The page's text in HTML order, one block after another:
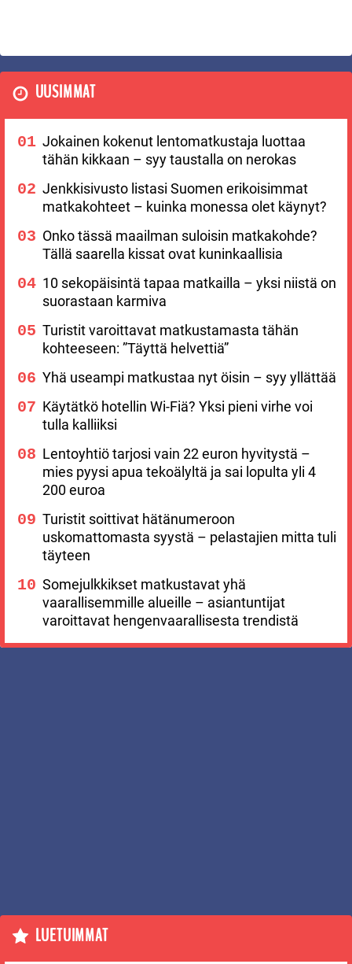
UUSIMMAT
Jokainen kokenut lentomatkustaja luottaa
tähän kikkaan – syy taustalla on nerokas
Jenkkisivusto listasi Suomen erikoisimmat
matkakohteet – kuinka monessa olet käynyt?
Onko tässä maailman suloisin matkakohde?
Tällä saarella kissat ovat kuninkaallisia
10 sekopäisintä tapaa matkailla – yksi niistä on
suorastaan karmiva
Turistit varoittavat matkustamasta tähän
kohteeseen: ”Täyttä helvettiä”
Yhä useampi matkustaa nyt öisin – syy yllättää
Käytätkö hotellin Wi-Fiä? Yksi pieni virhe voi
tulla kalliiksi
Lentoyhtiö tarjosi vain 22 euron hyvitystä –
mies pyysi apua tekoälyltä ja sai lopulta yli 4
200 euroa
Turistit soittivat hätänumeroon
uskomattomasta syystä – pelastajien mitta tuli
täyteen
Somejulkkikset matkustavat yhä
vaarallisemmille alueille – asiantuntijat
varoittavat hengenvaarallisesta trendistä
LUETUIMMAT